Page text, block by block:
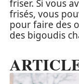
friser. Si vous
frisés, vous
pour faire des
des bigoudis